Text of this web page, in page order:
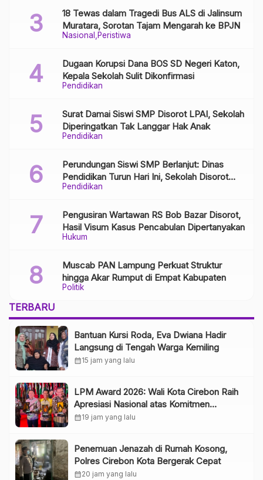
Nasional Peristiwa
18 Tewas dalam Tragedi Bus ALS di Jalinsum
Muratara, Sorotan Tajam Mengarah ke BPJN
Pendidikan
Dugaan Korupsi Dana BOS SD Negeri Katon,
Kepala Sekolah Sulit Dikonfirmasi
Pendidikan
Surat Damai Siswi SMP Disorot LPAI, Sekolah
Diperingatkan Tak Langgar Hak Anak
Pendidikan
Perundungan Siswi SMP Berlanjut: Dinas
Pendidikan Turun Hari Ini, Sekolah Disorot
Minim Respons
Hukum
Pengusiran Wartawan RS Bob Bazar Disorot,
Hasil Visum Kasus Pencabulan Dipertanyakan
Politik
Muscab PAN Lampung Perkuat Struktur
hingga Akar Rumput di Empat Kabupaten
TERBARU
Bantuan Kursi Roda, Eva Dwiana Hadir
Langsung di Tengah Warga Kemiling
calendar_month15 jam yang lalu
LPM Award 2026: Wali Kota Cirebon Raih
Apresiasi Nasional atas Komitmen
Pemberdayaan Masyarakat
calendar_month19 jam yang lalu
Penemuan Jenazah di Rumah Kosong,
Polres Cirebon Kota Bergerak Cepat
calendar_month20 jam yang lalu